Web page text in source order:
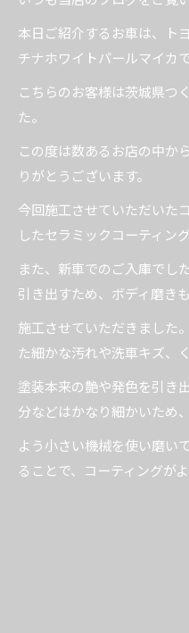
本日ご紹介するお車は、ト
チナホワイトパールマイカで
こちらのお客様は茨城県つ
た。
この度は数あるお店の中か
りがとうございます。
今回施工させていただいた
したセラミックコーティン
また、新車でのご入庫でし
引き出すため、ボディ磨き
施工させていただきました
た細かな汚れや洗車キズ、
塗装本来の艶や発色を引き
分などはかなり細かいため
よう小さい機械を使い磨い
ることで、コーティングが